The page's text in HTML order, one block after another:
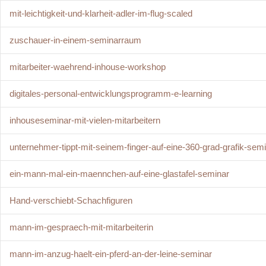
mit-leichtigkeit-und-klarheit-adler-im-flug-scaled
zuschauer-in-einem-seminarraum
mitarbeiter-waehrend-inhouse-workshop
digitales-personal-entwicklungsprogramm-e-learning
inhouseseminar-mit-vielen-mitarbeitern
unternehmer-tippt-mit-seinem-finger-auf-eine-360-grad-grafik-
ein-mann-mal-ein-maennchen-auf-eine-glastafel-seminar
Hand-verschiebt-Schachfiguren
mann-im-gespraech-mit-mitarbeiterin
mann-im-anzug-haelt-ein-pferd-an-der-leine-seminar